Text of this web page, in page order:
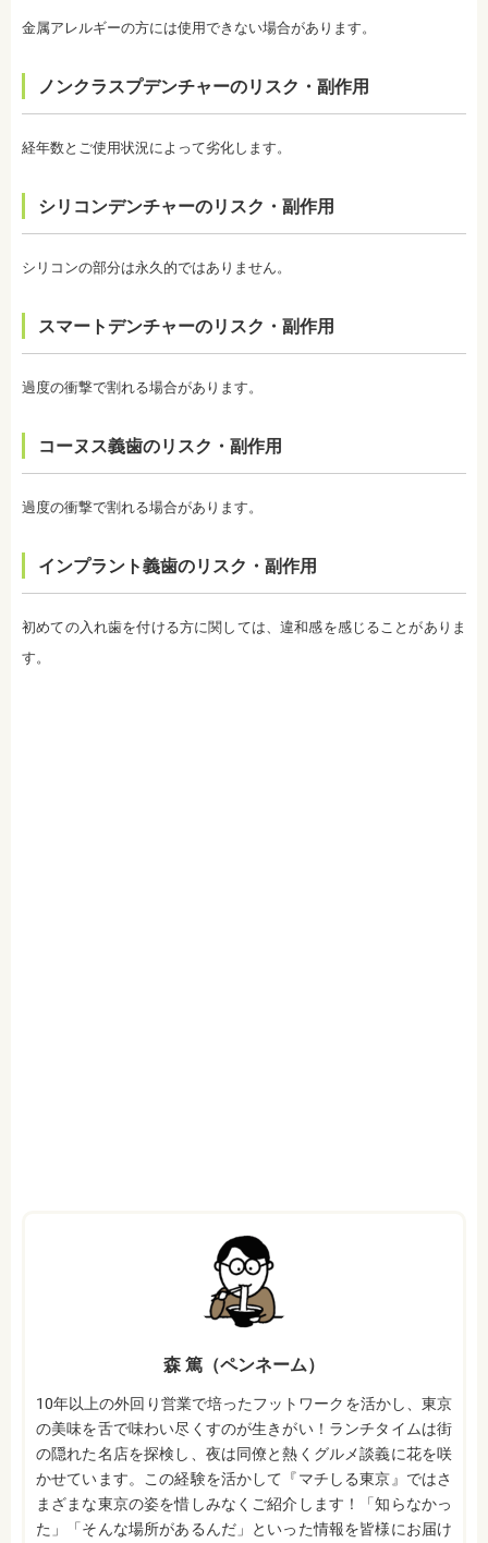
監修医情報 菊地由利佳先生
新潟大学医歯学総合病院にて研修
ィスホワイトニングで使用する薬剤はホームホワイ
・歯科で行うホワイトニングでも1回の施術で思った
す。歯の厚みの違いやホワイトニングの作用が出に
に起こるということではなく、個人差が大きいた
続けていくことで目立たなくなることが多いです。
・白さを維持するためにはメンテナンスが必要にな
・ホワイトニングは、歯の表面が荒れる、知覚過敏
ケチャップなど避けたほうがいい飲み物、食事があ
ります。また、ホワイトニングが終わってもこれら
監修医情報 医療法人社団日坂会 理事長 日坂充宏
先生
日本大学歯学部卒業
日本大学歯学部口腔外科第２講座大学院卒業
歯学博士（口腔外科学）
日本大学歯学部非常勤講師
社会福祉法人富士白苑理事
金属アレルギーの方には使用できない場合があります。
ノンクラスプデンチャーのリスク・副作用
経年数とご使用状況によって劣化します。
シリコンデンチャーのリスク・副作用
シリコンの部分は永久的ではありません。
スマートデンチャーのリスク・副作用
過度の衝撃で割れる場合があります。
コーヌス義歯のリスク・副作用
過度の衝撃で割れる場合があります。
インプラント義歯のリスク・副作用
初めての入れ歯を付ける方に関しては、違和感を感じることがありま
す。
森 篤（ペンネーム）
10年以上の外回り営業で培ったフットワークを活かし、東京
の美味を舌で味わい尽くすのが生きがい！ランチタイムは街
の隠れた名店を探検し、夜は同僚と熱くグルメ談義に花を咲
かせています。この経験を活かして『マチしる東京』ではさ
まざまな東京の姿を惜しみなくご紹介します！「知らなかっ
た」「そんな場所があるんだ」といった情報を皆様にお届け